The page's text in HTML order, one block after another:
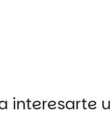
interesarte